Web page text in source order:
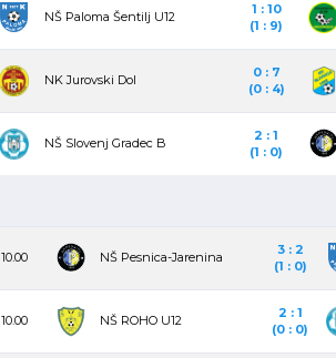
NŠ Paloma Šentilj U12
1 : 10
(1 : 9)
NK Jurovski Dol
0 : 7
(0 : 4)
NŠ Slovenj Gradec B
2 : 1
(1 : 0)
10.00 NŠ Pesnica-Jarenina
3 : 2
(1 : 0)
10.00 NŠ ROHO U12
2 : 1
(0 : 0)